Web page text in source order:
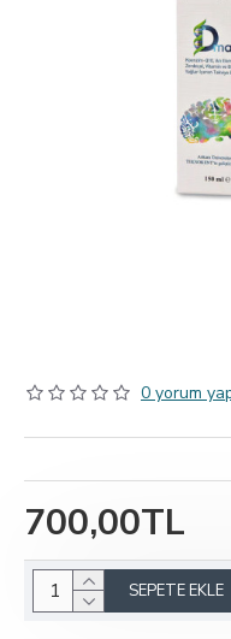
0 yorum
700,00TL
SEPETE EKLE